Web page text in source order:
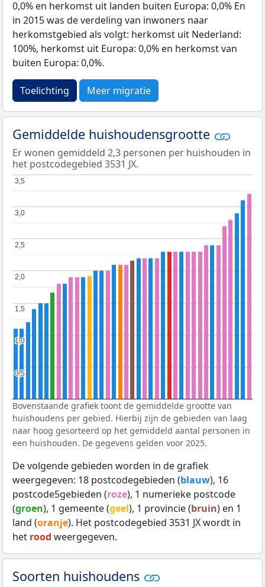
0,0% en herkomst uit landen buiten Europa: 0,0% En
in 2015 was de verdeling van inwoners naar
herkomstgebied als volgt: herkomst uit Nederland:
100%, herkomst uit Europa: 0,0% en herkomst van
buiten Europa: 0,0%.
Toelichting Meer migratie
Gemiddelde huishoudensgrootte
Er wonen gemiddeld 2,3 personen per huishouden in
het postcodegebied 3531 JX.
0,5
0,5
1,0
1,0
1,5
1,5
2,0
2,0
2,5
2,5
3,0
3,0
3,5
3,5
Bovenstaande grafiek toont de gemiddelde grootte van
huishoudens per gebied. Hierbij zijn de gebieden van laag
naar hoog gesorteerd op het gemiddeld aantal personen in
een huishouden. De gegevens gelden voor 2025.
De volgende gebieden worden in de grafiek
weergegeven: 18 postcodegebieden (blauw), 16
postcode5gebieden (roze), 1 numerieke postcode
(groen), 1 gemeente (geel), 1 provincie (bruin) en 1
land (oranje). Het postcodegebied 3531 JX wordt in
het rood weergegeven.
Soorten huishoudens